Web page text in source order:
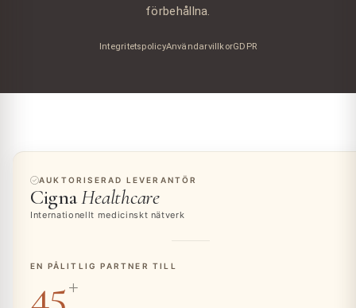
förbehållna.
IntegritetspolicyAnvändarvillkorGDPR
AUKTORISERAD LEVERANTÖR
CignaHealthcare
Internationellt medicinskt nätverk
EN PÅLITLIG PARTNER TILL
45+